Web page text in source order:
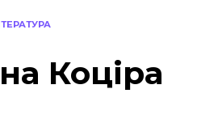
Коціра